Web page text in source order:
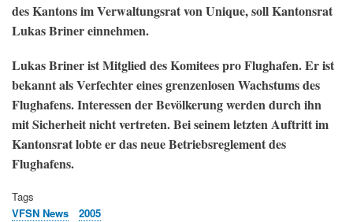
des Kantons im Verwaltungsrat von Unique, soll Kantonsrat
Lukas Briner einnehmen.
Lukas Briner ist Mitglied des Komitees pro Flughafen. Er ist
bekannt als Verfechter eines grenzenlosen Wachstums des
Flughafens. Interessen der Bevölkerung werden durch ihn
mit Sicherheit nicht vertreten. Bei seinem letzten Auftritt im
Kantonsrat lobte er das neue Betriebsreglement des
Flughafens.
Tags
VFSN News
2005